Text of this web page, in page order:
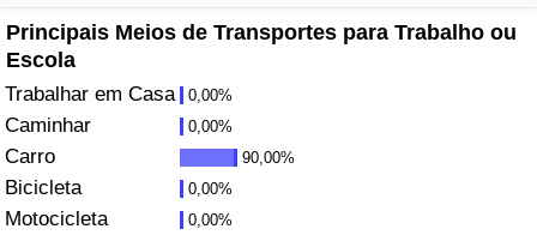
Principais Meios de Transportes para Trabalho ou
Escola
Trabalhar em Casa 0,00%
Caminhar 0,00%
Carro 90,00%
Bicicleta 0,00%
Motocicleta 0,00%
Índice de criminalidade por país
Saúde
Indicador de Saúde (Atual)
Indicador de Saúde